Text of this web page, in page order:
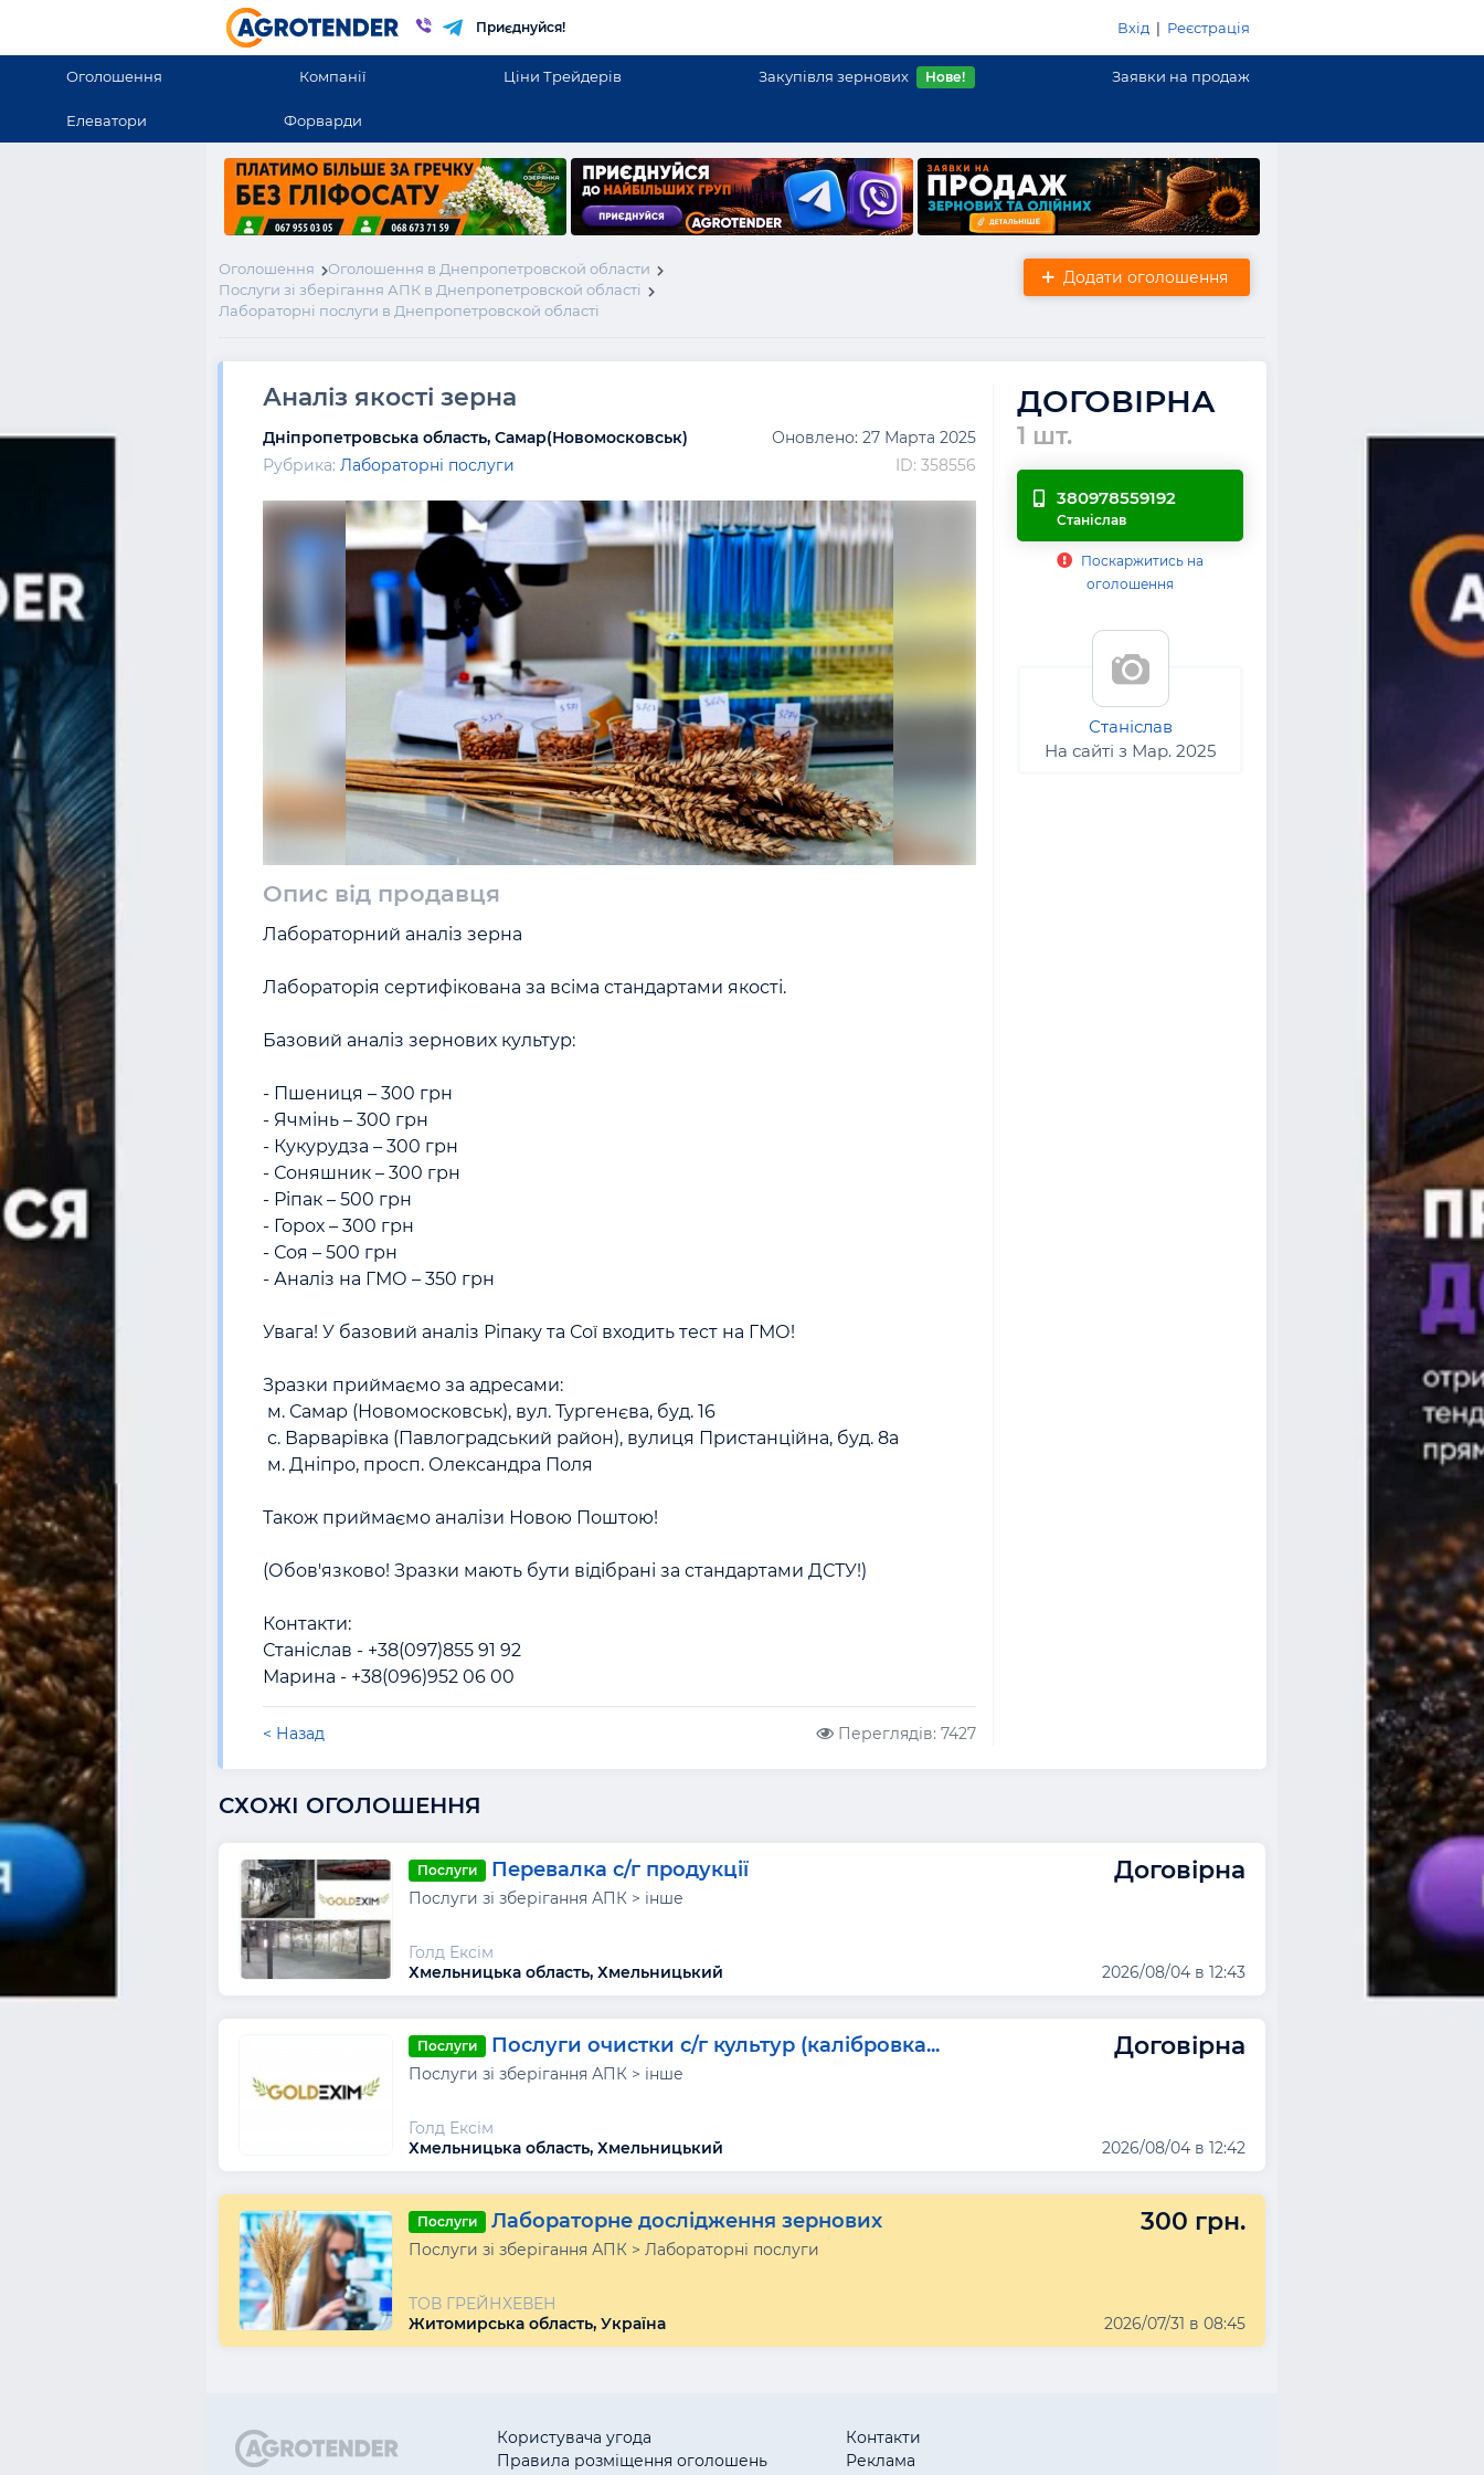
Приєднуйся! Вхід | Реєстрація
Оголошення Компанії Ціни Трейдерів Закупівля зернових Нове! Заявки на продаж
Елеватори Форварди
Оголошення
Оголошення в Днепропетровской области
Послуги зі зберігання АПК в Днепропетровской області
Лабораторні послуги в Днепропетровской області
Додати оголошення
Аналіз якості зерна
Дніпропетровська область, Самар(Новомосковськ)
Оновлено: 27 Марта 2025
Рубрика: Лабораторні послуги ID: 358556
Опис від продавця
Лабораторний аналіз зерна
Лабораторія сертифікована за всіма стандартами якості.
Базовий аналіз зернових культур:
- Пшениця – 300 грн
- Ячмінь – 300 грн
- Кукурудза – 300 грн
- Соняшник – 300 грн
- Ріпак – 500 грн
- Горох – 300 грн
- Соя – 500 грн
- Аналіз на ГМО – 350 грн
Увага! У базовий аналіз Ріпаку та Сої входить тест на ГМО!
Зразки приймаємо за адресами:
Також приймаємо аналізи Новою Поштою!
(Обов'язково! Зразки мають бути відібрані за стандартами ДСТУ!)
Контакти:
Станіслав - +38(097)855 91 92
Марина - +38(096)952 06 00
< Назад Переглядів: 7427
ДОГОВІРНА
1 шт.
380978559192
Станіслав
Поскаржитись на
оголошення
Станіслав
На сайті з Мар. 2025
СХОЖІ ОГОЛОШЕННЯ
Послуги Перевалка с/г продукції Договірна
Послуги зі зберігання АПК > інше
Голд Ексім
Хмельницька область, Хмельницький
2026/08/04 в 12:43
Послуги Послуги очистки с/г культур (калібровка... Договірна
Послуги зі зберігання АПК > інше
Голд Ексім
Хмельницька область, Хмельницький
2026/08/04 в 12:42
Послуги Лабораторне дослідження зернових 300 грн.
Послуги зі зберігання АПК > Лабораторні послуги
ТОВ ГРЕЙНХЕВЕН
Житомирська область, Україна
2026/07/31 в 08:45
Користувача угода
Правила розміщення оголошень
Контакти
Реклама